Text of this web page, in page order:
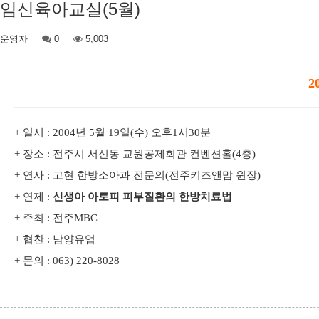
임신육아교실(5월)
운영자 0 5,003
+ 일시 : 2004년 5월 19일(수) 오후1시30분
+ 장소 : 전주시 서신동 교원공제회관 컨벤션홀(4층)
+ 연사 : 고현 한방소아과 전문의(전주키즈앤맘 원장)
+ 연제 : 신생아 아토피 피부질환의 한방치료법
+ 주최 : 전주MBC
+ 협찬 : 남양유업
+ 문의 : 063) 220-8028